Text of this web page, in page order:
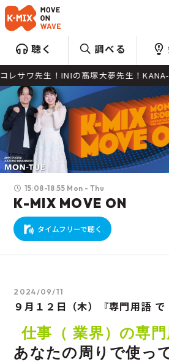
聴く 調べる
塚大夢先生！KANA-BOON
15:08-18:55 Mon - Thu
K-MIX MOVE ON
タイムフリーで聴く
2024/09/11
９月１２日（木）『専門用語 で
仕事（ 業界）の専
あなたの周りで使っ